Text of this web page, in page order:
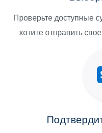
Проверьте доступные
хотите отправить